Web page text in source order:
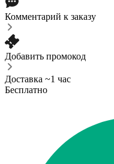
Комментарий к заказу
Добавить промокод
Доставка ~1 час
Бесплатно